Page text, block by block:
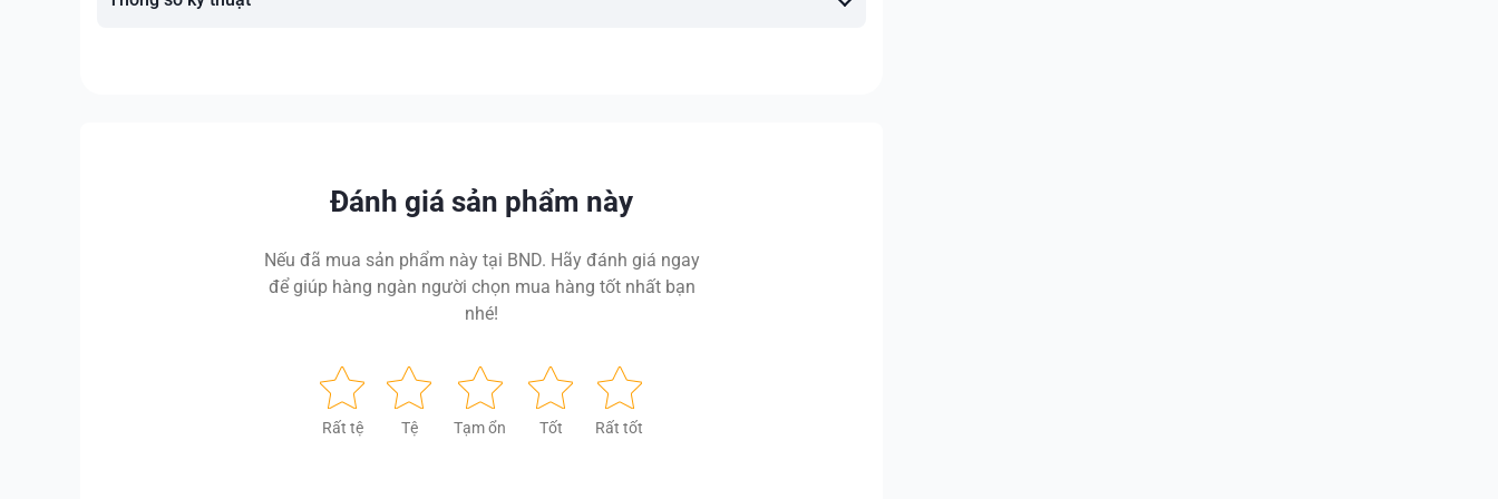
Đánh giá sản phẩm này
Nếu đã mua sản phẩm này tại BND. Hãy đánh giá ngay
để giúp hàng ngàn người chọn mua hàng tốt nhất bạn
nhé!
Rất tệ Tệ Tạm ổn Tốt Rất tốt